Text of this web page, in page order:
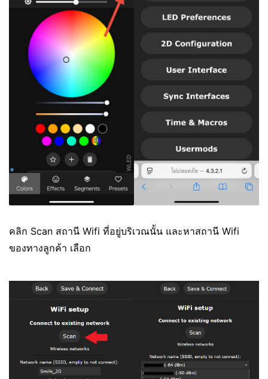
คลิก Scan สถานี Wifi ที่อยู่บริเวณนั้น และหาสถานี Wifi
ของทางลูกค้า เลือก